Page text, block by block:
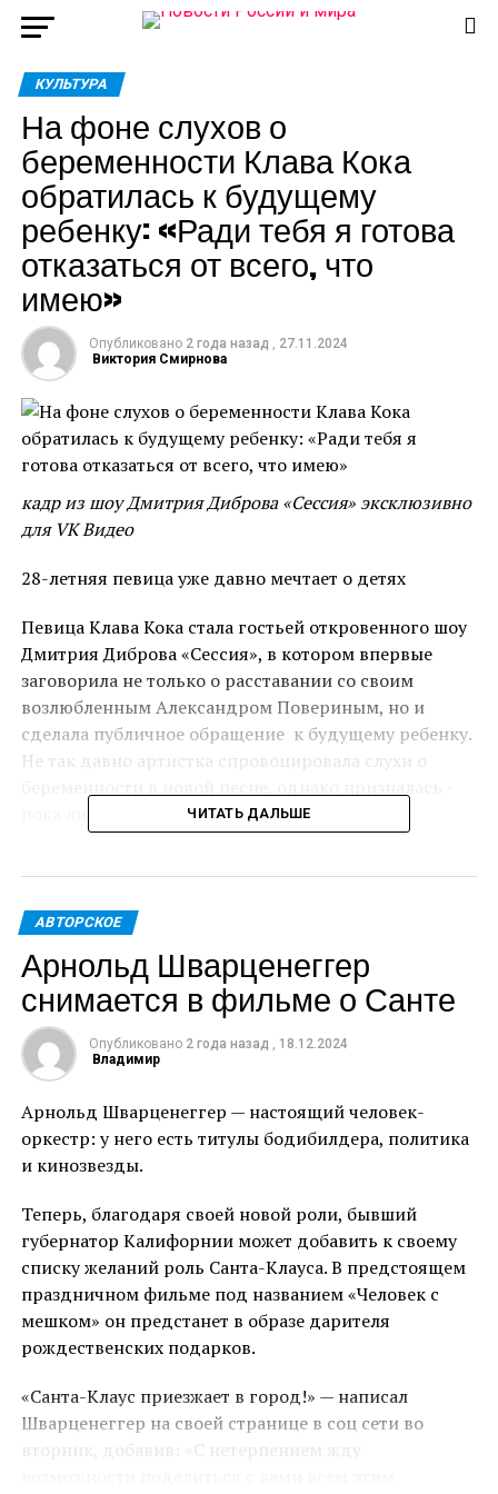
КУЛЬТУРА
На фоне слухов о
беременности Клава Кока
обратилась к будущему
ребенку: «Ради тебя я готова
отказаться от всего, что
имею»
Опубликовано 2 года назад , 27.11.2024
Виктория Смирнова
кадр из шоу Дмитрия Диброва «Сессия» эксклюзивно
для VK Видео
28-летняя певица уже давно мечтает о детях
Певица Клава Кока стала гостьей откровенного шоу
Дмитрия Диброва «Сессия», в котором впервые
заговорила не только о расставании со своим
возлюбленным Александром Повериным, но и
сделала публичное обращение к будущему ребенку.
Не так давно артистка спровоцировала слухи о
пока лишь это её мечты.
специальную психологическую практику, в которой
28-летняя Клава уже сразу вообразила, каким может
быть её малыш, и какой она станет для него мамой.
Кока неоднократно заявляла о том, что хочет детей,
поэтому ей настолько неважно, кто родится первым
- мальчик или девочка, главное, чтобы поскорее это
свершилось.
«Мой малыш, мое счастье, моя частичка! Ты даже не
представляешь, как я тебя жду, как я тебя люблю
каждой клеткой своего тела. Я не знаю, какой ты
будешь. Но я точно знаю, что в тебе будет всё лучшее,
что есть во мне, и ты многому меня научишь. Я знаю,
что всё, что я делаю сейчас, это я делаю для тебя. И
ради тебя я готова отказаться от всего, что сейчас есть
у меня!», –
обратилась Клава к будущему ребенку.
ЧИТАТЬ ДАЛЬШЕ
АВТОРСКОЕ
Арнольд Шварценеггер
снимается в фильме о Санте
Опубликовано 2 года назад , 18.12.2024
Владимир
Арнольд Шварценеггер — настоящий человек-
оркестр: у него есть титулы бодибилдера, политика
и кинозвезды.
Теперь, благодаря своей новой роли, бывший
губернатор Калифорнии может добавить к своему
списку желаний роль Санта-Клауса. В предстоящем
праздничном фильме под названием «Человек с
мешком» он предстанет в образе дарителя
рождественских подарков.
«Санта-Клаус приезжает в город!» — написал
Шварценеггер на своей странице в соц сети во
вторник, добавив: «С нетерпением жду